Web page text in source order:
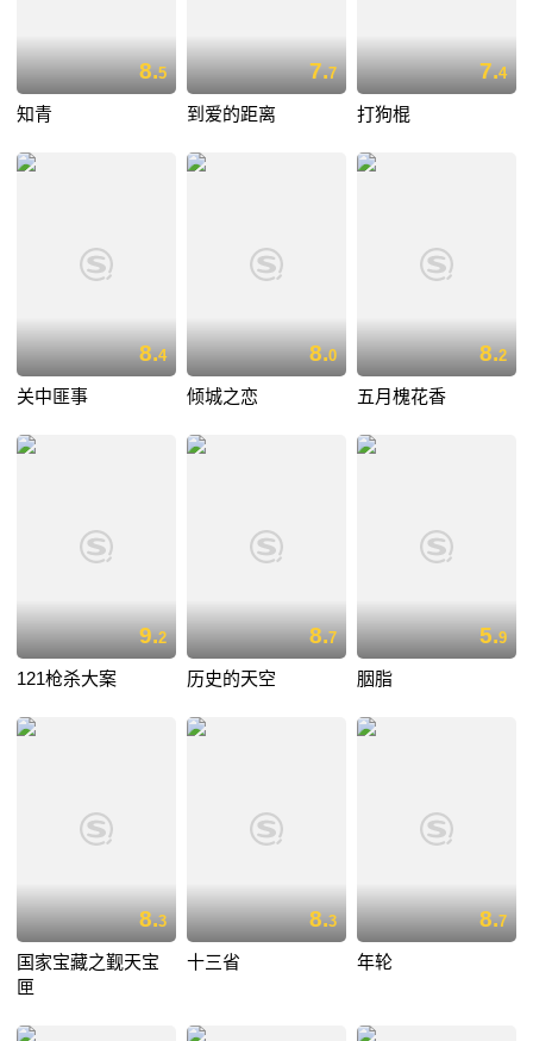
8.5
知青
7.7
到爱的距离
7.4
打狗棍
8.4
关中匪事
8.0
倾城之恋
8.2
五月槐花香
9.2
121枪杀大案
8.7
历史的天空
5.9
胭脂
8.3
国家宝藏之觐天宝
匣
8.3
十三省
8.7
年轮